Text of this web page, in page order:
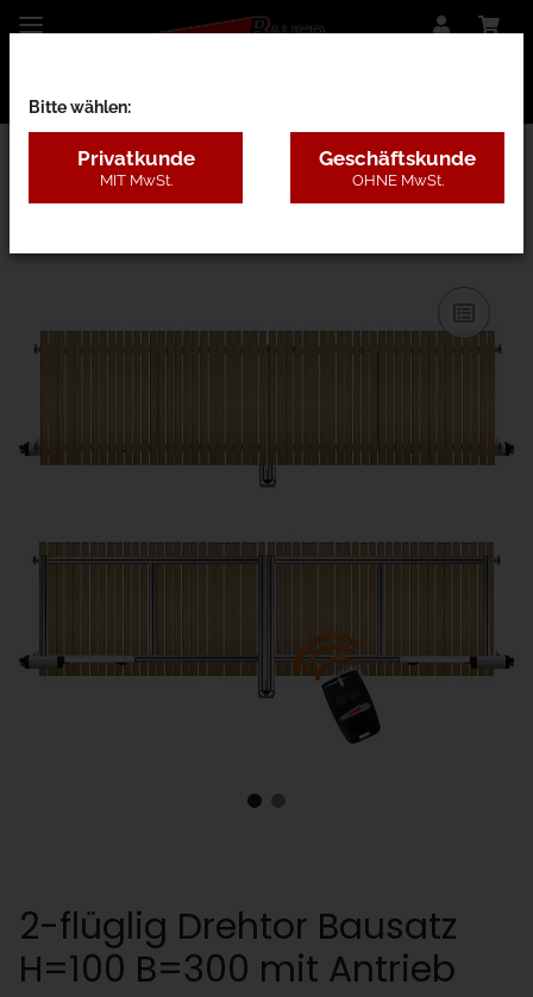
27BD - Lärche ohne Pfosten
2-flüglig Drehtor Bausatz
H=100 B=300 mit Antrieb
Bitte wählen:
Privatkunde
MIT MwSt.
Geschäftskunde
OHNE MwSt.